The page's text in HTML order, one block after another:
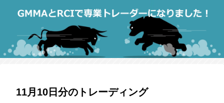
11月10日分のトレーディング